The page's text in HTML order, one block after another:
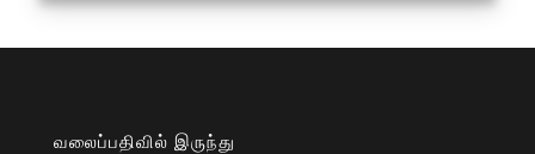
வலைப்பதிவில் இருந்து